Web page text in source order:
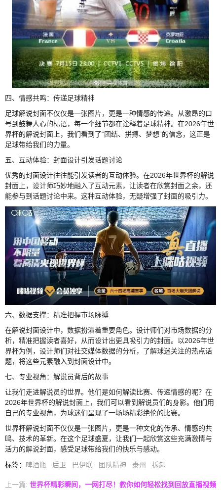
四、情感共鸣：传递足球精神
足球解说封面不仅仅是一张图片，更是一种情感的传递。从激昂的口
号到鼓舞人心的标语，每一个细节都在诠释着足球精神。在2026年世
界杯的解说封面上，我们看到了“团结、拼搏、梦想”的信念，这正是
足球带给我们的力量。
五、互动体验：封面设计引发话题讨论
优秀的封面设计往往能引发读者的互动体验。在2026年世界杯的解说
封面上，设计师巧妙地融入了互动元素，让读者在欣赏封面之余，还
能参与到话题讨论中来。这种互动体验，无疑增强了封面的吸引力。
六、数据支撑：精准把握市场脉搏
在解说封面设计中，数据扮演着重要角色。设计师们对市场数据的分
析，精准把握读者喜好，从而设计出更具吸引力的封面。以2026年世
界杯为例，设计师们对社交媒体数据的分析，了解球迷关注的热点话
题，将这些元素融入到封面设计中。
七、专业视角：解说员背后的故事
让我们走进解说员的世界。他们是如何解读比赛、传递情感的呢？在
2026年世界杯的解说封面上，我们可以看到解说员们的身影。他们用
自己的专业视角，为球迷们呈现了一场场精彩绝伦的比赛。
世界杯解说封面不仅仅是一张图片，更是一种文化的传承、情感的共
鸣、技术的革新。在这个足球盛夏，让我们一起欣赏这些充满激情与
活力的解说封面，感受足球带给我们的快乐与感动。
标签： 啤酒瓶 后卫 巴伊联 团队精神 泰州 拆卸
上一篇: 世界杯精彩瞬间，一网打尽！教你如何轻松找到回放直播视频